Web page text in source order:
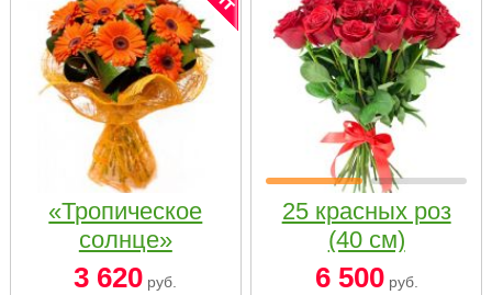
«Тропическое
солнце»
3 620 руб.
25 красных роз
(40 см)
6 500руб.